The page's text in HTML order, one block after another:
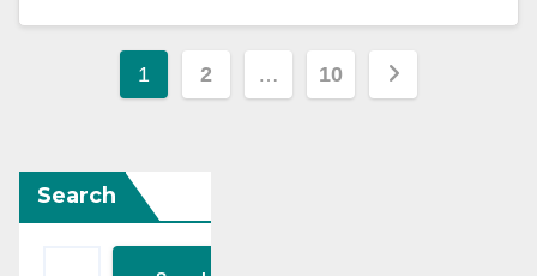
Posts
1 2 … 10
Search